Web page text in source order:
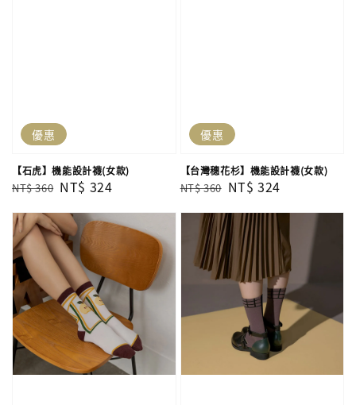
優惠
【石虎】機能設計襪(女款)
Regular
NT$ 360 Sale
NT$ 324
優惠
【台灣穗花杉】機能設計襪(女款)
Regular
NT$ 360 Sale
NT$ 324